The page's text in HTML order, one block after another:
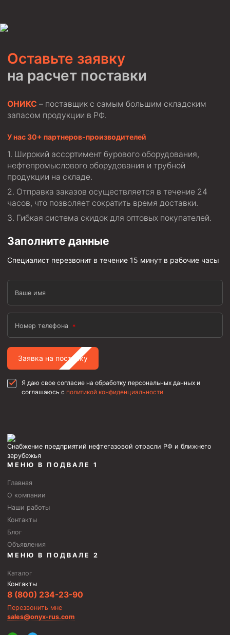
Оставьте заявку
на расчет поставки
ОНИКС – поставщик с самым большим складским
запасом продукции в РФ.
У нас 30+ партнеров-производителей
Широкий ассортимент бурового оборудования,
нефтепромыслового оборудования и трубной
продукции на складе.
Отправка заказов осуществляется в течение 24
часов, что позволяет сократить время доставки.
Гибкая система скидок для оптовых покупателей.
Заполните данные
Специалист перезвонит в течение 15 минут в рабочие часы
Ваше имя
Номер телефона
Заявка на поставку
Я даю свое согласие на обработку персональных данных и
соглашаюсь с политикой конфиденциальности
Снабжение предприятий нефтегазовой отрасли РФ и ближнего
зарубежья
МЕНЮ В ПОДВАЛЕ 1
Главная
О компании
Наши работы
Контакты
Блог
Объявления
МЕНЮ В ПОДВАЛЕ 2
Каталог
Контакты
8 (800) 234-23-90
Перезвонить мне
sales@onyx-rus.com